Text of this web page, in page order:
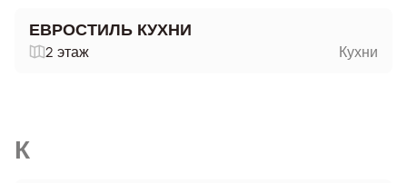
ЕВРОСТИЛЬ КУХНИ
2 этаж Кухни
К